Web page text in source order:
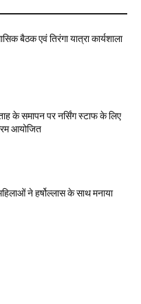
बैठक एवं तिरंगा यात्रा कार्यशाला
के समापन पर नर्सिंग स्टाफ के लिए
आयोजित
ने हर्षोल्लास के साथ मनाया